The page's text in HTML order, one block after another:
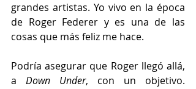
grandes artistas. Yo vivo en la época
de Roger Federer y es una de las
cosas que más feliz me hace.
Podría asegurar que Roger llegó allá,
a Down Under, con un objetivo.